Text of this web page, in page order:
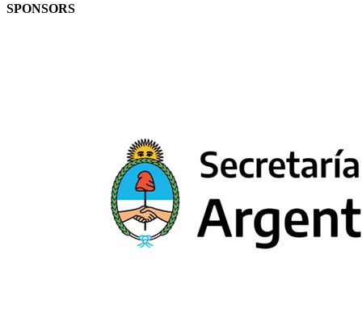
SPONSORS